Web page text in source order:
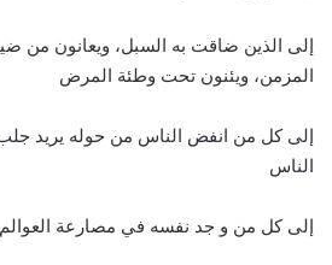
إلى الذين ضاقت به السبل، ويعانون من
المزمن، ويئنون تحت وطئة المرض
إلى كل من انفض الناس من حوله يريد جلب
الناس
إلى كل من و جد نفسه في مصارعة العوالم